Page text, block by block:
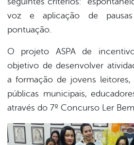
voz e aplicação de pausas
pontuação.
O projeto ASPA de
objetivo de desenvolver
a formação de jovens leitores,
públicas municipais,
através do 7º Concurso Ler Bem.